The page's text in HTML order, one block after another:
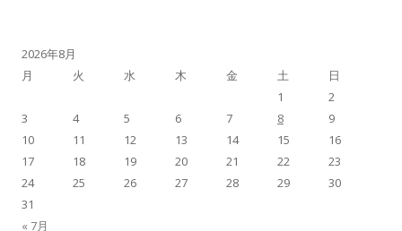
2026年8月
月
火 水 木 金 土 日
« 7月
1
2
3
4 5 6 7 8
9
10
11 12 13 14 15
16
17
18 19 20 21 22
23
24
25 26 27 28 29
30
31